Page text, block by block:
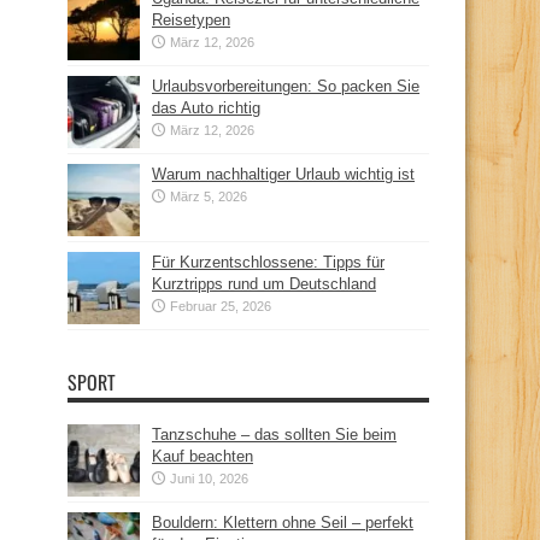
Reisetypen
März 12, 2026
Urlaubsvorbereitungen: So packen Sie
das Auto richtig
März 12, 2026
Warum nachhaltiger Urlaub wichtig ist
März 5, 2026
Für Kurzentschlossene: Tipps für
Kurztripps rund um Deutschland
Februar 25, 2026
SPORT
Tanzschuhe – das sollten Sie beim
Kauf beachten
Juni 10, 2026
Bouldern: Klettern ohne Seil – perfekt